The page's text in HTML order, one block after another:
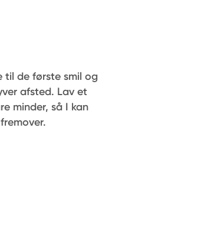
til de første smil og
afsted. Lav et
minder, så I kan